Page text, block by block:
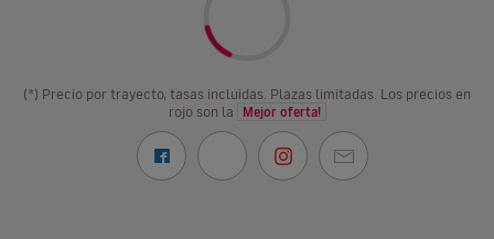
(*) Precio por trayecto, tasas incluidas. Plazas limitadas. Los precios en
rojo son la
Mejor oferta!